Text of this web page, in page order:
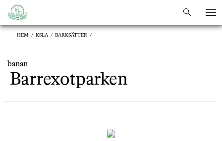
sök
sök
HEM / KSLA / BARKSÄTTER /
banan
Barrexotparken